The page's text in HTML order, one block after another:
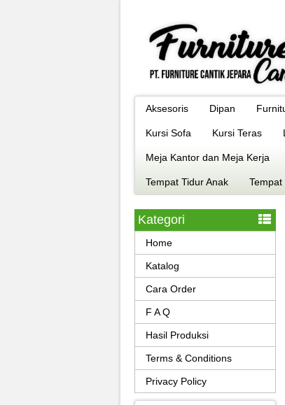
Aksesoris Dipan
Kursi Sofa Kursi Teras
Meja Kantor dan Meja Kerja
Tempat Tidur Anak Tempat
Kategori
Home
Katalog
Cara Order
F A Q
Hasil Produksi
Terms & Conditions
Privacy Policy